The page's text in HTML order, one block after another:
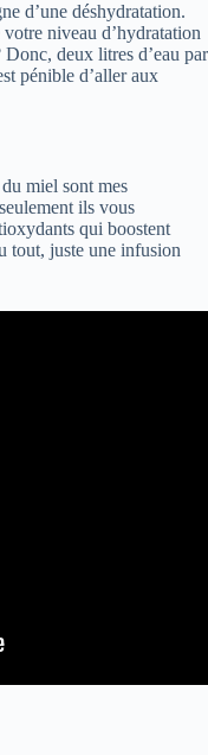
d’une déshydratation.
niveau d’hydratation
Donc, deux litres d’eau par
pénible d’aller aux
miel sont mes
ils vous
qui boostent
tout, juste une infusion